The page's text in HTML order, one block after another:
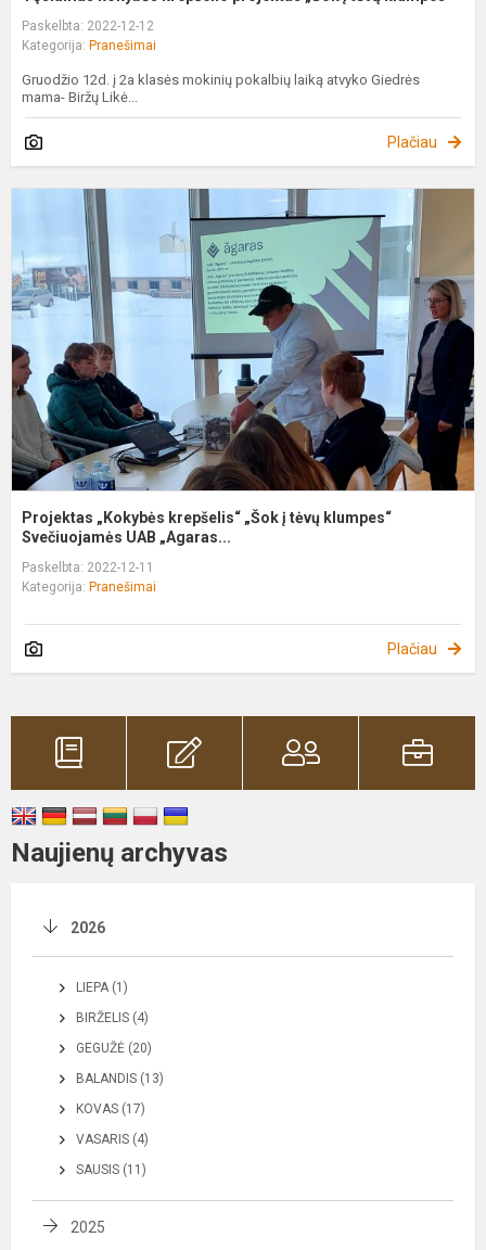
Paskelbta: 2022-12-12
Kategorija: Pranešimai
Gruodžio 12d. į 2a klasės mokinių pokalbių laiką atvyko Giedrės
mama- Biržų Likė...
Plačiau
Projektas „Kokybės krepšelis“ „Šok į tėvų klumpes“
Svečiuojamės UAB „Agaras...
Paskelbta: 2022-12-11
Kategorija: Pranešimai
Plačiau
Naujienų archyvas
2026
LIEPA (1)
BIRŽELIS (4)
GEGUŽĖ (20)
BALANDIS (13)
KOVAS (17)
VASARIS (4)
SAUSIS (11)
2025